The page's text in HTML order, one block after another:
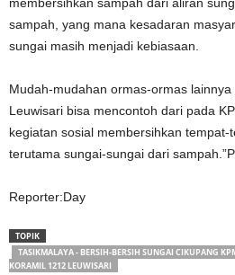
sampah, yang mana kesadaran
sungai masih menjadi kebiasaan.
Mudah-mudahan ormas-ormas
Leuwisari bisa mencontoh dari pada
kegiatan sosial membersihkan
terutama sungai-sungai dari
Reporter:Day
TOPIK
TASIKMALAYA - BERSIH-BERSIH SUNGAI CIKUPANG
KORAMIL 1212 LEUWISARI